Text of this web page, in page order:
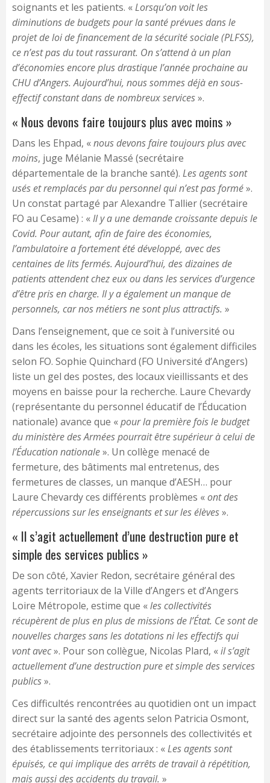
soignants et les patients. «Lorsqu’on voit les
diminutions de budgets pour la santé prévues dans le
projet de loi de financement de la sécurité sociale (PLFSS),
ce n’est pas du tout rassurant. On s’attend à un plan
d’économies encore plus drastique l’année prochaine au
CHU d’Angers. Aujourd’hui, nous sommes déjà en sous-
effectif constant dans de nombreux services».
« Nous devons faire toujours plus avec moins »
Dans les Ehpad, «nous devons faire toujours plus avec
moins, juge Mélanie Massé (secrétaire
départementale de la branche santé). Les agents sont
usés et remplacés par du personnel qui n’est pas formé».
Un constat partagé par Alexandre Tallier (secrétaire
FO au Cesame) : «Il y a une demande croissante depuis le
Covid. Pour autant, afin de faire des économies,
l’ambulatoire a fortement été développé, avec des
centaines de lits fermés. Aujourd’hui, des dizaines de
patients attendent chez eux ou dans les services d’urgence
d’être pris en charge. Il y a également un manque de
personnels, car nos métiers ne sont plus attractifs. »
Dans l’enseignement, que ce soit à l’université ou
dans les écoles, les situations sont également difficiles
selon FO. Sophie Quinchard (FO Université d’Angers)
liste un gel des postes, des locaux vieillissants et des
moyens en baisse pour la recherche. Laure Chevardy
(représentante du personnel éducatif de l’Éducation
nationale) avance que «pour la première fois le budget
du ministère des Armées pourrait être supérieur à celui de
l’Éducation nationale». Un collège menacé de
fermeture, des bâtiments mal entretenus, des
fermetures de classes, un manque d’AESH… pour
Laure Chevardy ces différents problèmes «ont des
répercussions sur les enseignants et sur les élèves».
« Il s’agit actuellement d’une destruction pure et
simple des services publics »
De son côté, Xavier Redon, secrétaire général des
agents territoriaux de la Ville d’Angers et d’Angers
Loire Métropole, estime que «les collectivités
récupèrent de plus en plus de missions de l’État. Ce sont de
nouvelles charges sans les dotations ni les effectifs qui
vont avec». Pour son collègue, Nicolas Plard, «il s’agit
actuellement d’une destruction pure et simple des services
publics».
Ces difficultés rencontrées au quotidien ont un impact
direct sur la santé des agents selon Patricia Osmont,
secrétaire adjointe des personnels des collectivités et
des établissements territoriaux : «Les agents sont
épuisés, ce qui implique des arrêts de travail à répétition,
mais aussi des accidents du travail. »